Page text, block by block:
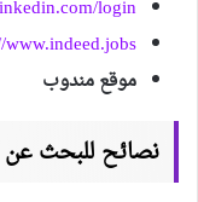
login
موقع مندوب
نصائح للبحث